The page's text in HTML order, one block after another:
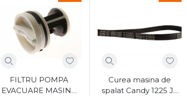
FILTRU POMPA
EVACUARE MASINA
Curea masina de
spalat Candy 1225 J5